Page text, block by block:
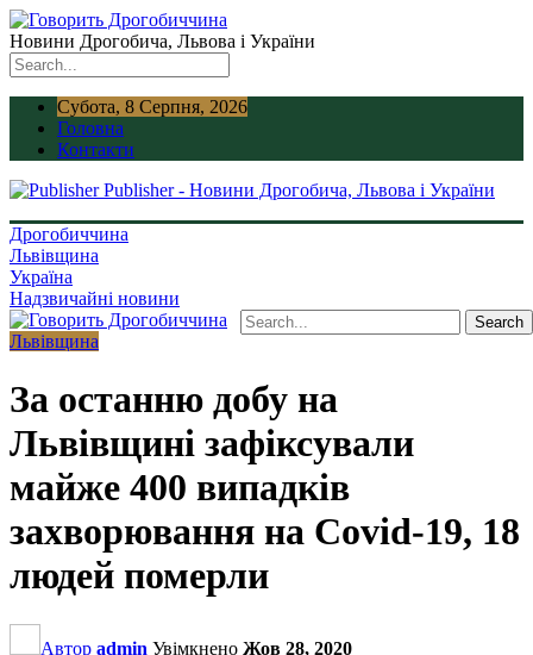
Новини Дрогобича, Львова і України
Субота, 8 Серпня, 2026
Головна
Контакти
Publisher - Новини Дрогобича, Львова і України
Дрогобиччина
Львівщина
Україна
Надзвичайні новини
Львівщина
За останню добу на
Львівщині зафіксували
майже 400 випадків
захворювання на Covid-19, 18
людей померли
Автор admin Увімкнено Жов 28, 2020